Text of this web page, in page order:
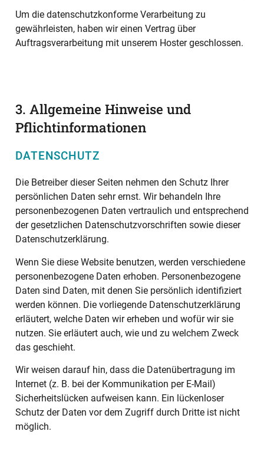
Um die datenschutzkonforme Verarbeitung zu
gewährleisten, haben wir einen Vertrag über
Auftragsverarbeitung mit unserem Hoster geschlossen.
3. Allgemeine Hinweise und
Pflichtinformationen
DATENSCHUTZ
Die Betreiber dieser Seiten nehmen den Schutz Ihrer
persönlichen Daten sehr ernst. Wir behandeln Ihre
personenbezogenen Daten vertraulich und entsprechend
der gesetzlichen Datenschutzvorschriften sowie dieser
Datenschutzerklärung.
Wenn Sie diese Website benutzen, werden verschiedene
personenbezogene Daten erhoben. Personenbezogene
Daten sind Daten, mit denen Sie persönlich identifiziert
werden können. Die vorliegende Datenschutzerklärung
erläutert, welche Daten wir erheben und wofür wir sie
nutzen. Sie erläutert auch, wie und zu welchem Zweck
das geschieht.
Wir weisen darauf hin, dass die Datenübertragung im
Internet (z. B. bei der Kommunikation per E-Mail)
Sicherheitslücken aufweisen kann. Ein lückenloser
Schutz der Daten vor dem Zugriff durch Dritte ist nicht
möglich.